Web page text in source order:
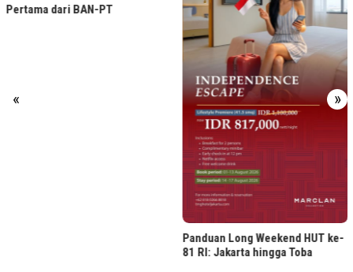
« »
Pertama dari BAN-PT
Panduan Long Weekend HUT ke-
81 RI: Jakarta hingga Toba